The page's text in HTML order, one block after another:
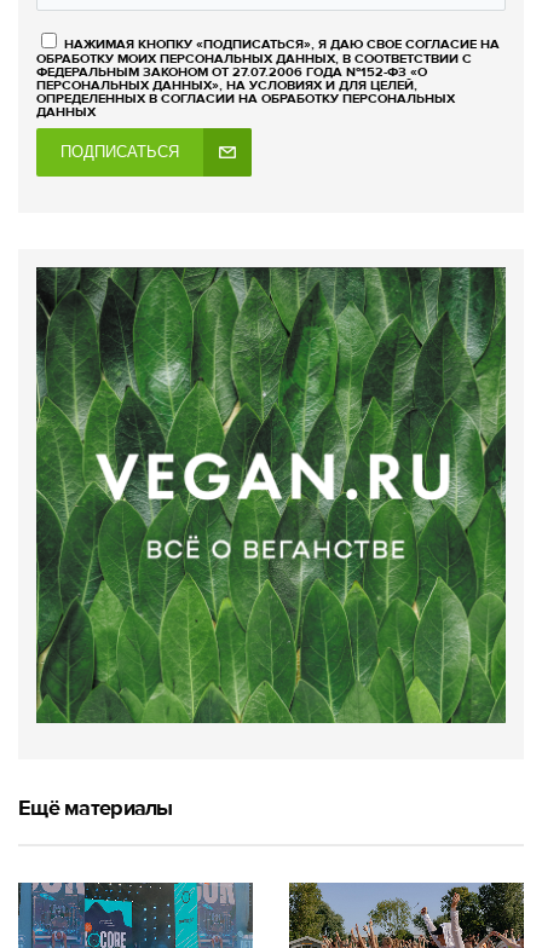
НАЖИМАЯ КНОПКУ «ПОДПИСАТЬСЯ», Я ДАЮ СВОЕ СОГЛАСИЕ НА
ОБРАБОТКУ МОИХ ПЕРСОНАЛЬНЫХ ДАННЫХ, В СООТВЕТСТВИИ С
ФЕДЕРАЛЬНЫМ ЗАКОНОМ ОТ 27.07.2006 ГОДА №152-ФЗ «О
ПЕРСОНАЛЬНЫХ ДАННЫХ», НА УСЛОВИЯХ И ДЛЯ ЦЕЛЕЙ,
ОПРЕДЕЛЕННЫХ В СОГЛАСИИ НА ОБРАБОТКУ ПЕРСОНАЛЬНЫХ
ДАННЫХ
ПОДПИСАТЬСЯ
Ещё материалы